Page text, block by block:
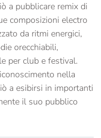
a pubblicare remix di
composizioni electro
da ritmi energici,
orecchiabili,
per club e festival.
nella
a esibirsi in importanti
il suo pubblico